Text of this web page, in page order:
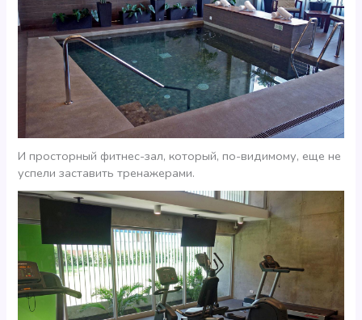
И просторный фитнес-зал, который, по-видимому, еще не
успели заставить тренажерами.